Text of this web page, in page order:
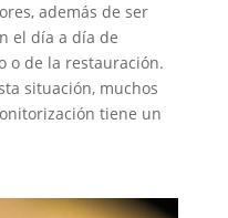
además de ser
el día a día de
o de la restauración.
situación, muchos
tiene un